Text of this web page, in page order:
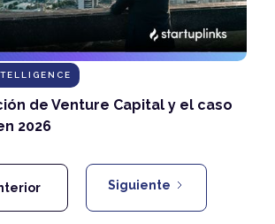
de Venture Capital y el caso
2026
Siguiente